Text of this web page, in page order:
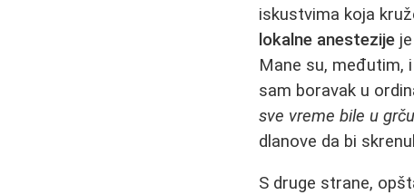
iskustvima koja
lokalne anestezije
Mane su, međutim,
sam boravak u
sve vreme bile u
dlanove da bi
S druge strane,